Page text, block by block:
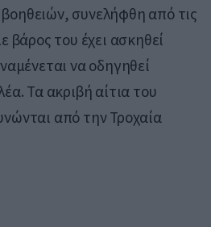
συνελήφθη από τις
βάρος του έχει ασκηθεί
να οδηγηθεί
Τα ακριβή αίτια του
από την Τροχαία